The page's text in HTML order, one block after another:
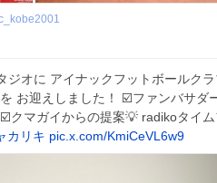
ジオに アイナックフットボールク
お迎えしました！ ☑️ファンバサダ
クマガイからの提案💡 radikoタイム
カリキ pic.x.com/KmiCeVL6w9